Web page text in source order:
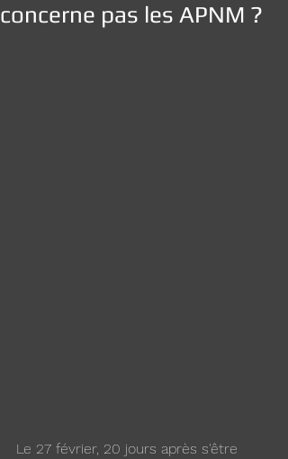
concerne pas les APNM ?
Le 27 février, 20 jours après s'être